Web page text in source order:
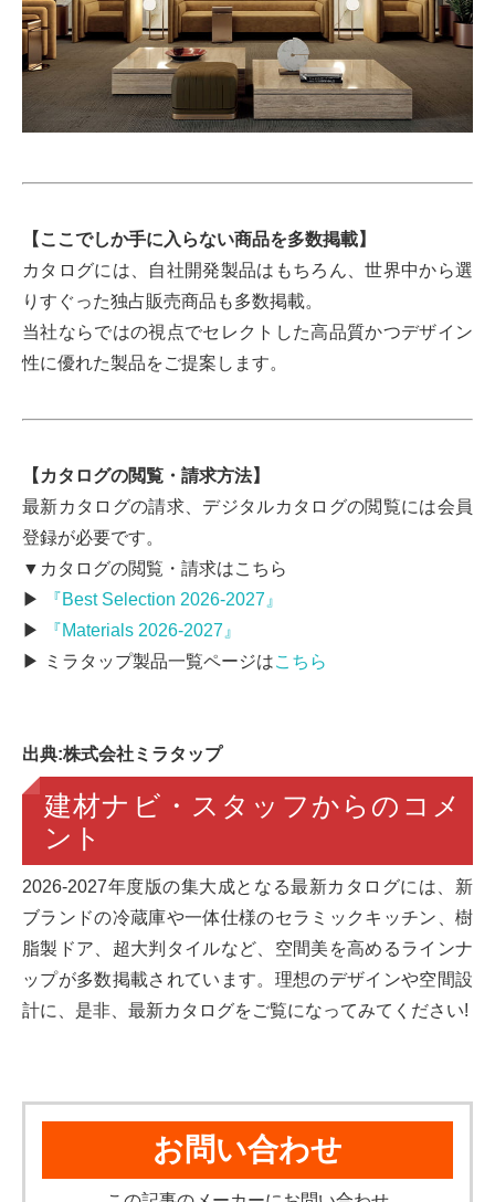
【ここでしか手に入らない商品を多数掲載】
カタログには、自社開発製品はもちろん、世界中から選
りすぐった独占販売商品も多数掲載。
当社ならではの視点でセレクトした高品質かつデザイン
性に優れた製品をご提案します。
【カタログの閲覧・請求方法】
最新カタログの請求、デジタルカタログの閲覧には会員
登録が必要です。
▼カタログの閲覧・請求はこちら
▶
『Best Selection 2026-2027』
▶
『Materials 2026-2027』
▶ ミラタップ製品一覧ページはこちら
出典:株式会社ミラタップ
建材ナビ・スタッフからのコメ
ント
2026-2027年度版の集大成となる最新カタログには、新
ブランドの冷蔵庫や一体仕様のセラミックキッチン、樹
脂製ドア、超大判タイルなど、空間美を高めるラインナ
ップが多数掲載されています。理想のデザインや空間設
計に、是非、最新カタログをご覧になってみてください!
お問い合わせ